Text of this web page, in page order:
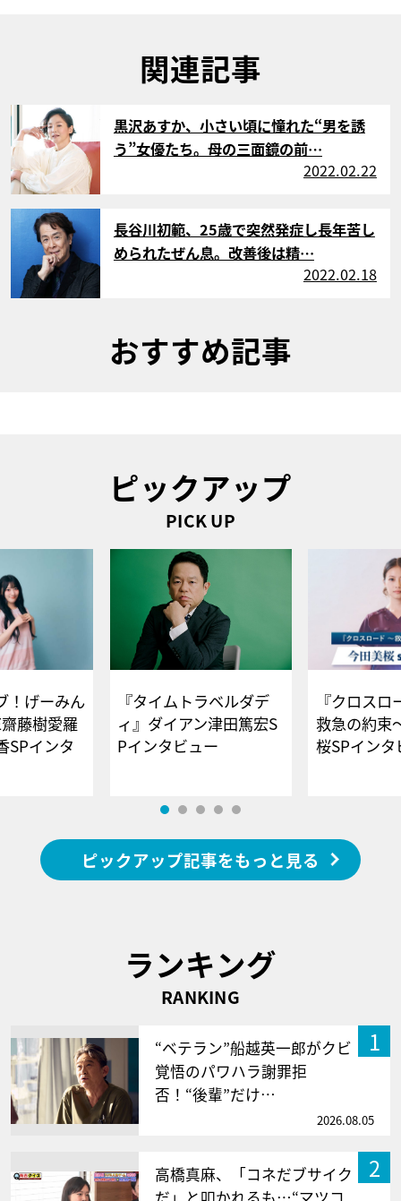
関連記事
黒沢あすか、小さい頃に憧れた“男を誘
う”女優たち。母の三面鏡の前…
2022.02.22
サムネイル
長谷川初範、25歳で突然発症し長年苦し
められたぜん息。改善後は精…
2022.02.18
おすすめ記事
ピックアップ
PICK UP
！げーみん
藤樹愛羅
SPインタ
『タイムトラベルダデ
ィ』ダイアン津田篤宏S
Pインタビュー
『クロス
救急の約束
桜SPイ
ピックアップ記事をもっと見る
ランキング
RANKING
1
“ベテラン”船越英一郎がクビ
覚悟のパワハラ謝罪拒
否！“後輩”だけ…
2026.08.05
2
高橋真麻、「コネだブサイク